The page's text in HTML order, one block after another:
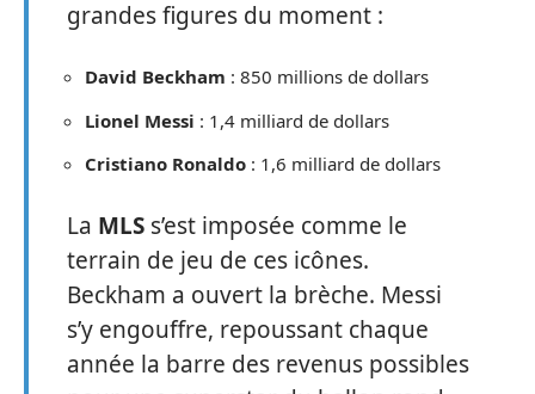
grandes figures du moment :
David Beckham : 850 millions de dollars
Lionel Messi : 1,4 milliard de dollars
Cristiano Ronaldo : 1,6 milliard de dollars
La MLS s’est imposée comme le
terrain de jeu de ces icônes.
Beckham a ouvert la brèche. Messi
s’y engouffre, repoussant chaque
année la barre des revenus possibles